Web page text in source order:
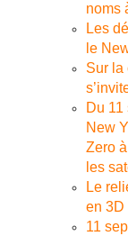
noms
Les
le
Sur la
Du 11
New
Zero
les
Le
en 3D
11